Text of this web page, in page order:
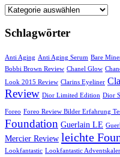
Startseite
Schlagwörter
Anti Aging Anti Aging Serum Bare
Bobbi Brown Review Chanel Glow
Look 2015 Review Clarins Eyeliner
Review Dior Limited Edition Dior
Foreo Foreo Review Bilder Erfahrung
Foundation Guerlain LE
Mercier Review leichte
Lookfantastic Lookfantastic